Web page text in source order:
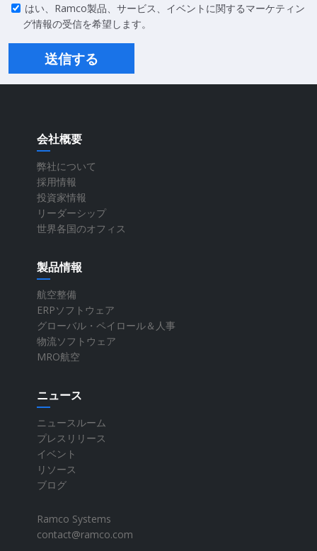
はい、Ramco製品、サービス、イベントに関するマーケティン
グ情報の受信を希望します。
会社概要
弊社について
採用情報
投資家情報
リーダーシップ
世界各国のオフィス
製品情報
航空整備
ERPソフトウェア
グローバル・ペイロール＆人事
物流ソフトウェア
MRO航空
ニュース
ニュースルーム
プレスリリース
イベント
リソース
ブログ
Ramco Systems
contact@ramco.com